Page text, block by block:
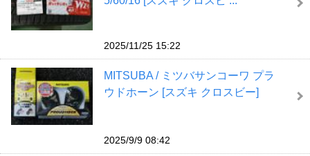
2025/11/25 15:22
MITSUBA / ミツバサンコーワ プラ
ウドホーン [スズキ クロスビー]
2025/9/9 08:42